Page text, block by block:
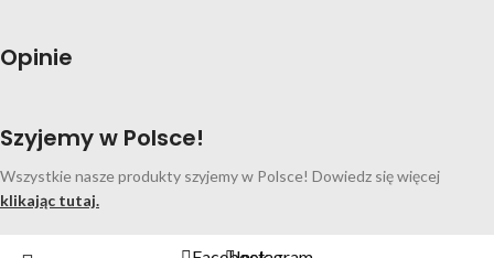
Opinie
Szyjemy w Polsce!
Wszystkie nasze produkty szyjemy w Polsce! Dowiedz się więcej
klikając tutaj.